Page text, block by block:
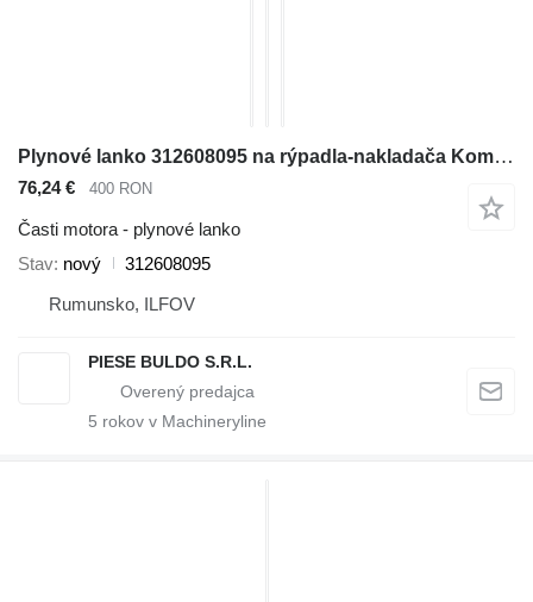
Plynové lanko 312608095 na rýpadla-nakladača Komatsu WB140, WB140PS, WB150, WB150AWS
76,24 € 400 RON
Časti motora - plynové lanko
Stav nový
312608095
Rumunsko, ILFOV
PIESE BULDO S.R.L.
5 rokov v Machineryline